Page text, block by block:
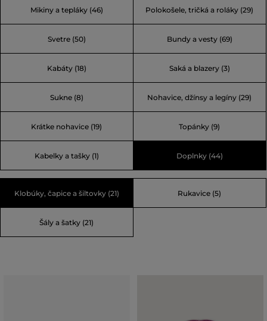
Mikiny a tepláky (46) Polokošele, tričká a roláky (29)
Svetre (50) Bundy a vesty (69)
Kabáty (18) Saká a blazery (3)
Sukne (8) Nohavice, džínsy a legíny (29)
Krátke nohavice (19) Topánky (9)
Kabelky a tašky (1) Doplnky (44)
Klobúky, čapice a šiltovky (21) Rukavice (5)
Šály a šatky (21)